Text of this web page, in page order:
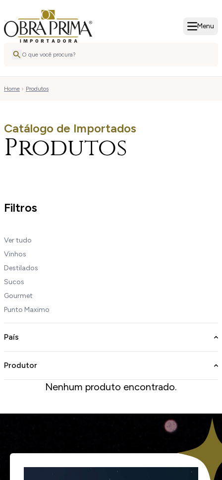
Menu
Home Produtos
Catálogo de Importados
Produtos
Filtros
Ver tudo
Vinhos
Destilados
Sucos
Gourmet
Punto Maximo
País
Produtor
Nenhum produto encontrado.